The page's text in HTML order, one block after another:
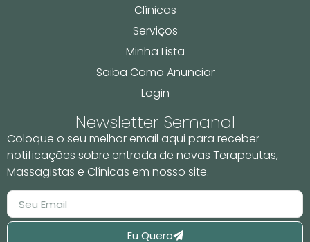
Clínicas
Serviços
Minha Lista
Saiba Como Anunciar
Login
Newsletter Semanal
Coloque o seu melhor email aqui para receber
notificações sobre entrada de novas Terapeutas,
Massagistas e Clínicas em nosso site.
Eu Quero